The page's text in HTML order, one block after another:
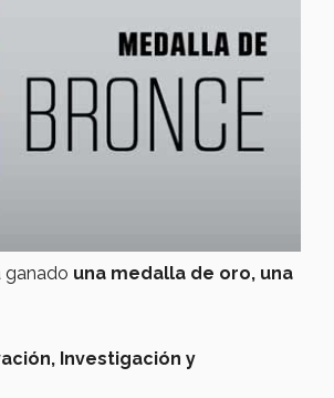
ganado una medalla de oro, una
Investigación y